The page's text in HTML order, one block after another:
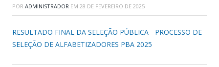
POR ADMINISTRADOR EM 28 DE FEVEREIRO DE 2025
RESULTADO FINAL DA SELEÇÃO PÚBLICA - PROCESSO DE
SELEÇÃO DE ALFABETIZADORES PBA 2025